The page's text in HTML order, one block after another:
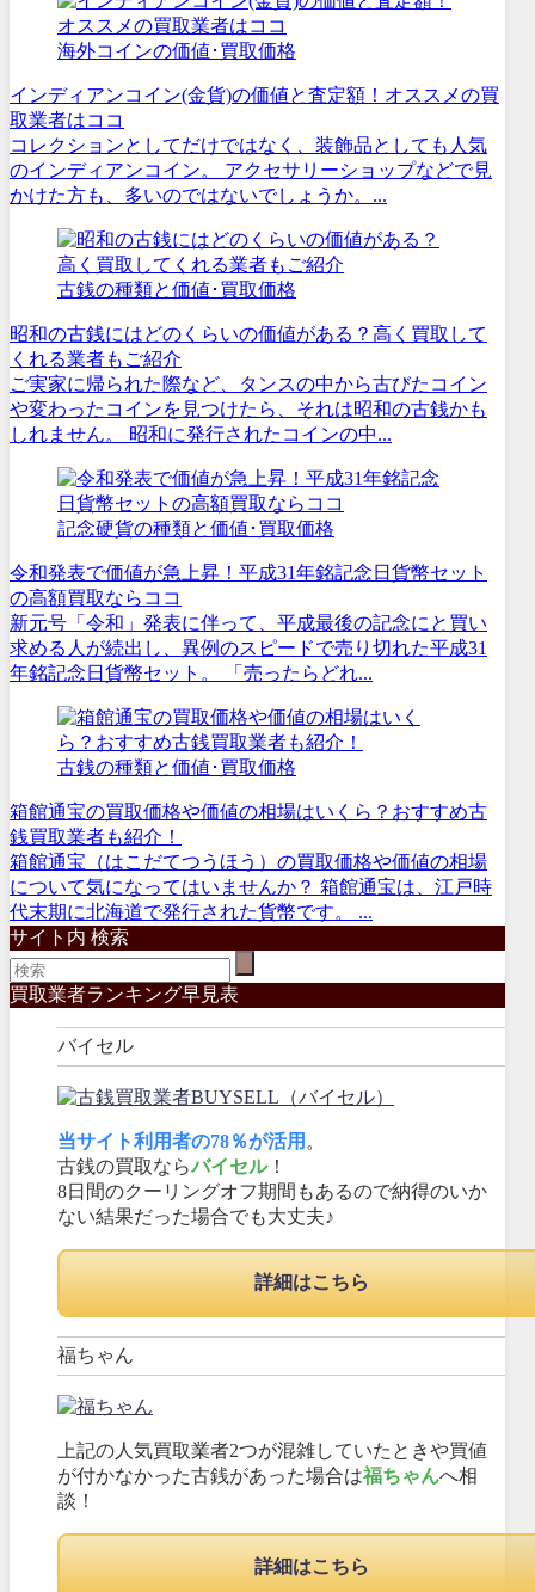
海外コインの価値･買取価格
インディアンコイン(金貨)の価値と査定額！オススメの買
取業者はココ
コレクションとしてだけではなく、装飾品としても人気
のインディアンコイン。 アクセサリーショップなどで見
かけた方も、多いのではないでしょうか。...
古銭の種類と価値･買取価格
昭和の古銭にはどのくらいの価値がある？高く買取して
くれる業者もご紹介
ご実家に帰られた際など、タンスの中から古びたコイン
や変わったコインを見つけたら、それは昭和の古銭かも
しれません。 昭和に発行されたコインの中...
記念硬貨の種類と価値･買取価格
令和発表で価値が急上昇！平成31年銘記念日貨幣セット
の高額買取ならココ
新元号「令和」発表に伴って、平成最後の記念にと買い
求める人が続出し、異例のスピードで売り切れた平成31
年銘記念日貨幣セット。 「売ったらどれ...
古銭の種類と価値･買取価格
箱館通宝の買取価格や価値の相場はいくら？おすすめ古
銭買取業者も紹介！
箱館通宝（はこだてつうほう）の買取価格や価値の相場
について気になってはいませんか？ 箱館通宝は、江戸時
代末期に北海道で発行された貨幣です。 ...
サイト内 検索
買取業者ランキング早見表
バイセル
当サイト利用者の78％が活用 。
古銭の買取ならバイセル！
8日間のクーリングオフ期間もあるので納得のいか
ない結果だった場合でも大丈夫♪
詳細はこちら
福ちゃん
上記の人気買取業者2つが混雑していたときや買値
が付かなかった古銭があった場合は福ちゃんへ相
談！
詳細はこちら